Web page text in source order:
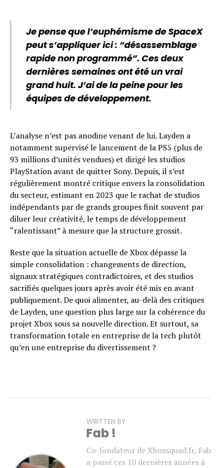
Je pense que l’euphémisme de SpaceX
peut s’appliquer ici : “désassemblage
rapide non programmé”. Ces deux
dernières semaines ont été un vrai
grand huit. J’ai de la peine pour les
équipes de développement.
L’analyse n’est pas anodine venant de lui. Layden a
notamment supervisé le lancement de la PS5 (plus de
93 millions d’unités vendues) et dirigé les studios
PlayStation avant de quitter Sony. Depuis, il s’est
régulièrement montré critique envers la consolidation
du secteur, estimant en 2023 que le rachat de studios
indépendants par de grands groupes finit souvent par
diluer leur créativité, le temps de développement
“ralentissant” à mesure que la structure grossit.
Reste que la situation actuelle de Xbox dépasse la
simple consolidation : changements de direction,
signaux stratégiques contradictoires, et des studios
sacrifiés quelques jours après avoir été mis en avant
publiquement. De quoi alimenter, au-delà des critiques
de Layden, une question plus large sur la cohérence du
projet Xbox sous sa nouvelle direction. Et surtout, sa
transformation totale en entreprise de la tech plutôt
qu’en une entreprise du divertissement ?
WRITTEN BY
Fab !
Co-fondateur de Xboxsquad.fr, Fab
a passé ces 10 dernières années à